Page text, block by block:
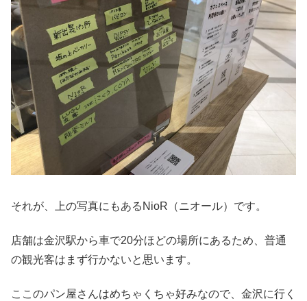
それが、上の写真にもあるNioR（ニオール）です。
店舗は金沢駅から車で20分ほどの場所にあるため、普通
の観光客はまず行かないと思います。
ここのパン屋さんはめちゃくちゃ好みなので、金沢に行く